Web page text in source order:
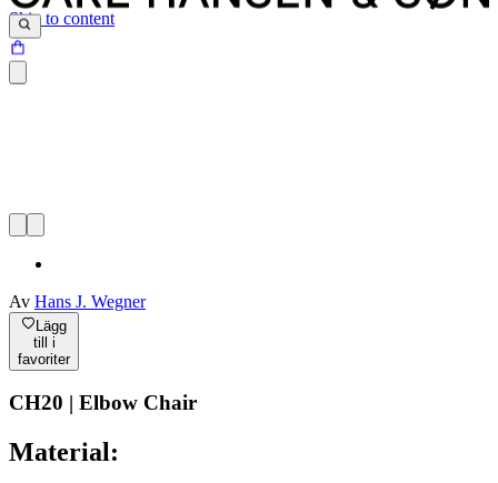
Skip to content
Av Hans J. Wegner
Lägg
till i
favoriter
CH20 | Elbow Chair
Material: